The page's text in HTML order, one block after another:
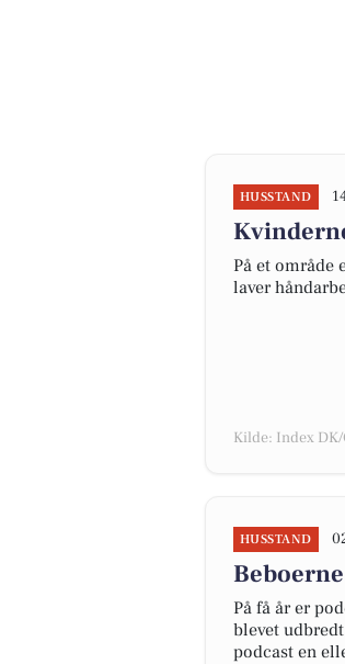
HUSSTAND
På et område
laver
Kilde: Index
HUSSTAND
På få år er
blevet
podcast en